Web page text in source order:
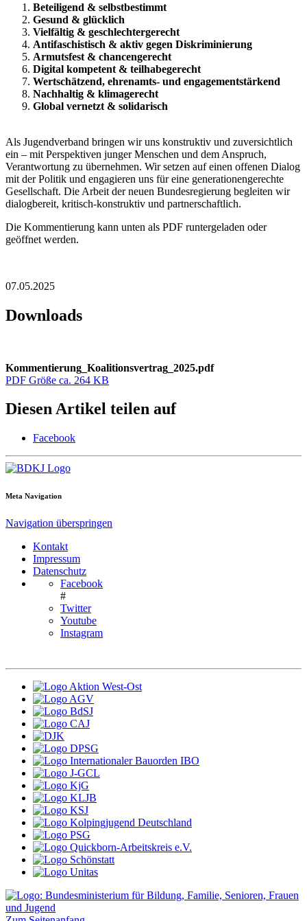
Beteiligend & selbstbestimmt
Gesund & glücklich
Vielfältig & geschlechtergerecht
Antifaschistisch & aktiv gegen Diskriminierung
Armutsfest & chancengerecht
Digital kompetent & teilhabegerecht
Wertschätzend, ehrenamts- und engagementstärkend
Nachhaltig & klimagerecht
Global vernetzt & solidarisch
Als Jugendverband bringen wir uns konstruktiv und zuversichtlich
ein – mit Perspektiven junger Menschen und dem Anspruch,
Verantwortung zu übernehmen. Wir setzen auf einen offenen Dialog
mit der Politik und engagieren uns für eine generationengerechte
Gesellschaft. Die Arbeit der neuen Bundesregierung begleiten wir
dialogbereit, kritisch-konstruktiv und partnerschaftlich.
Die Kommentierung kann unten als PDF runtergeladen oder
geöffnet werden.
07.05.2025
Downloads
Kommentierung_Koalitionsvertrag_2025.pdf
PDF Größe ca. 264 KB
Diesen Artikel teilen auf
Facebook
Meta Navigation
Navigation überspringen
Kontakt
Impressum
Datenschutz
Facebook
#
Twitter
Youtube
Instagram